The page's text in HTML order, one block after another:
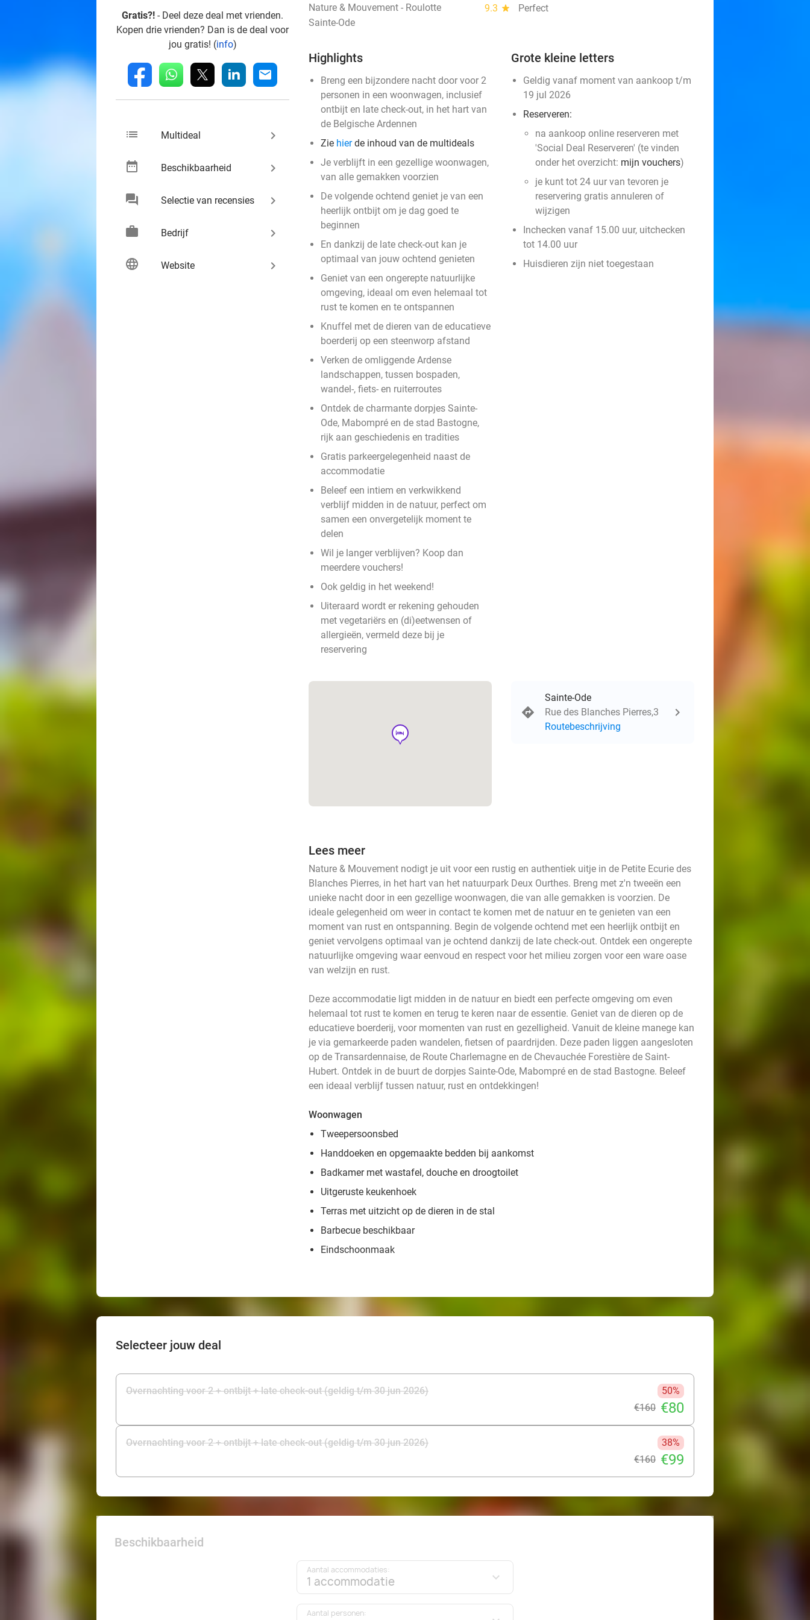
Gratis?! - Deel deze deal met vrienden.
Kopen drie vrienden? Dan is de deal voor
jou gratis! (info)
fb whatsapp linkedin mail
list Multideal keyboard_arrow_right
date_range Beschikbaarheid keyboard_arrow_right
chat Selectie van recensies keyboard_arrow_right
work Bedrijf keyboard_arrow_right
language Website keyboard_arrow_right
Nature & Mouvement - Roulotte 9.3 star
Perfect
Sainte-Ode
Highlights
Breng een bijzondere nacht door voor 2
personen in een woonwagen, inclusief
ontbijt en late check-out, in het hart van
de Belgische Ardennen
Zie hierde inhoud van de multideals
Je verblijft in een gezellige woonwagen,
van alle gemakken voorzien
De volgende ochtend geniet je van een
heerlijk ontbijt om je dag goed te
beginnen
En dankzij de late check-out kan je
optimaal van jouw ochtend genieten
Geniet van een ongerepte natuurlijke
omgeving, ideaal om even helemaal tot
rust te komen en te ontspannen
Knuffel met de dieren van de educatieve
boerderij op een steenworp afstand
Verken de omliggende Ardense
landschappen, tussen bospaden,
wandel-, fiets- en ruiterroutes
Ontdek de charmante dorpjes Sainte-
Ode, Mabompré en de stad Bastogne,
rijk aan geschiedenis en tradities
Gratis parkeergelegenheid naast de
accommodatie
Beleef een intiem en verkwikkend
verblijf midden in de natuur, perfect om
samen een onvergetelijk moment te
delen
Wil je langer verblijven? Koop dan
meerdere vouchers!
Ook geldig in het weekend!
Uiteraard wordt er rekening gehouden
met vegetariërs en (di)eetwensen of
allergieën, vermeld deze bij je
reservering
Grote kleine letters
Geldig vanaf moment van aankoop t/m
19 jul 2026
Reserveren:
na aankoop online reserveren met
'Social Deal Reserveren' (te vinden
onder het overzicht: mijn vouchers)
je kunt tot 24 uur van tevoren je
reservering gratis annuleren of
wijzigen
Inchecken vanaf 15.00 uur, uitchecken
tot 14.00 uur
Huisdieren zijn niet toegestaan
hotel
Sainte-Ode
Rue des Blanches Pierres,3
Routebeschrijving
Lees meer
Nature & Mouvement nodigt je uit voor een rustig en authentiek uitje in de Petite Ecurie des
Blanches Pierres, in het hart van het natuurpark Deux Ourthes. Breng met z'n tweeën een
unieke nacht door in een gezellige woonwagen, die van alle gemakken is voorzien. De
ideale gelegenheid om weer in contact te komen met de natuur en te genieten van een
moment van rust en ontspanning. Begin de volgende ochtend met een heerlijk ontbijt en
geniet vervolgens optimaal van je ochtend dankzij de late check-out. Ontdek een ongerepte
natuurlijke omgeving waar eenvoud en respect voor het milieu zorgen voor een ware oase
van welzijn en rust.
Deze accommodatie ligt midden in de natuur en biedt een perfecte omgeving om even
helemaal tot rust te komen en terug te keren naar de essentie. Geniet van de dieren op de
educatieve boerderij, voor momenten van rust en gezelligheid. Vanuit de kleine manege kan
je via gemarkeerde paden wandelen, fietsen of paardrijden. Deze paden liggen aangesloten
op de Transardennaise, de Route Charlemagne en de Chevauchée Forestière de Saint-
Hubert. Ontdek in de buurt de dorpjes Sainte-Ode, Mabompré en de stad Bastogne. Beleef
een ideaal verblijf tussen natuur, rust en ontdekkingen!
Woonwagen
Tweepersoonsbed
Handdoeken en opgemaakte bedden bij aankomst
Badkamer met wastafel, douche en droogtoilet
Uitgeruste keukenhoek
Terras met uitzicht op de dieren in de stal
Barbecue beschikbaar
Eindschoonmaak
Selecteer jouw deal
Overnachting voor 2 + ontbijt + late check-out (geldig t/m 30 jun 2026)
50%
€160 €80
Overnachting voor 2 + ontbijt + late check-out (geldig t/m 30 jun 2026)
38%
€160 €99
Beschikbaarheid
Aantal accommodaties:
1 accommodatie
Aantal personen: